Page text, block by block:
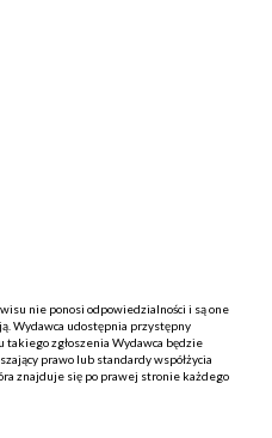
nie ponosi odpowiedzialności i są one
Wydawca udostępnia przystępny
takiego zgłoszenia Wydawca będzie
prawo lub standardy współżycia
znajduje się po prawej stronie każdego